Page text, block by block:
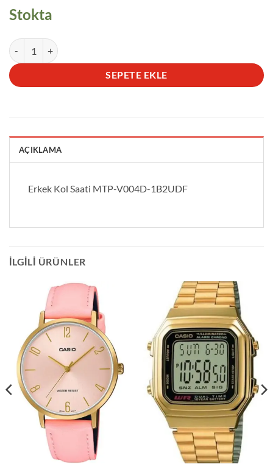
Stokta
Casio MTP-V004D-1B2UDF Erkek Kol Saati adet
SEPETE EKLE
AÇIKLAMA
Erkek Kol Saati MTP-V004D-1B2UDF
İLGILI ÜRÜNLER